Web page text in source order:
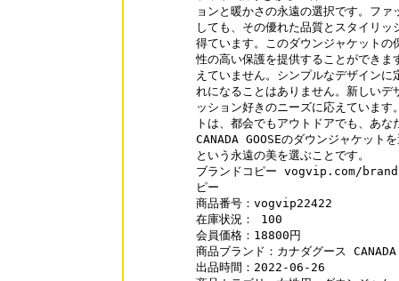
ョンと暖かさの永遠の選択です。フ
しても、その優れた品質とスタイリ
得ています。このダウンジャケットの
性の高い保護を提供することができま
えていません。シンプルなデザイン
れになることはありません。新しいデ
ッション好きのニーズに応えています
トは、都会でもアウトドアでも、あ
CANADA GOOSEのダウンジャケット
という永遠の美を選ぶことです。
ブランドコピー vogvip.com/
ピー
商品番号：vogvip22422
在庫状況： 100
会員価格：18800円
商品ブランド：カナダグース CANADA
出品時間：2022-06-26